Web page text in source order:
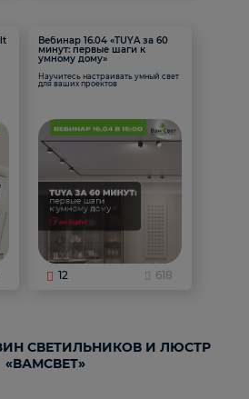
Вебинар 16.04 «TUYA за 60
минут: первые шаги к
умному дому»
Научитесь настраивать умный свет
для ваших проектов
12 618
СВЕТИЛЬНИКОВ И ЛЮСТР
«ВАМСВЕТ»